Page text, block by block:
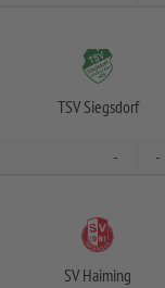
TSV Siegsdorf
- -
SV Haiming